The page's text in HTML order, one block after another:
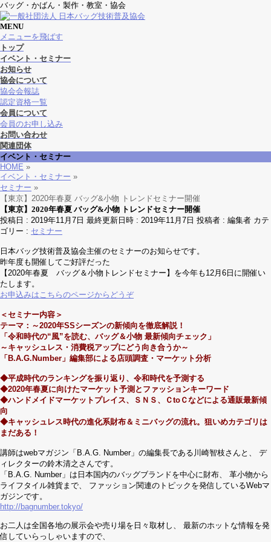
バッグ・かばん・製作・教室・協会
MENU
メニューを飛ばす
トップ
イベント・セミナー
お知らせ
協会について
協会会報誌
認定資格一覧
会員について
会員のお申し込み
お問い合わせ
関連団体
イベント・セミナー
HOME »
イベント・セミナー »
セミナー »
【東京】2020年春夏 バッグ&小物 トレンドセミナー開催
【東京】2020年春夏 バッグ&小物 トレンドセミナー開催
投稿日 : 2019年11月7日 最終更新日時 : 2019年11月7日 投稿者 : 編集者 カテ
ゴリー : セミナー
日本バッグ技術普及協会主催のセミナーのお知らせです。
昨年度も開催してご好評だった
【2020年春夏 バッグ＆小物トレンドセミナー】を今年も12月6日に開催い
たします。
お申込みはこちらのページからどうぞ
＜セミナー内容＞
テーマ：～2020年SSシーズンの新傾向を徹底解説！
「令和時代の“風”を読む、バッグ＆小物 最新傾向チェック」
～キャッシュレス・消費税アップにどう向き合うか～
「B.A.G.Number」編集部による店頭調査・マーケット分析
◆平成時代のランキングを振り返り、令和時代を予測する
◆2020年春夏に向けたマーケット予測とファッションキーワード
◆ハンドメイドマーケットプレイス、ＳＮＳ、ＣtoＣなどによる通販最新傾
向
◆キャッシュレス時代の進化系財布＆ミニバッグの流れ。狙いめカテゴリは
まだある！
講師はwebマガジン「B.A.G. Number」の編集長である川崎智枝さんと、 デ
ィレクターの鈴木清之さんです。
「B.A.G. Number」は日本国内のバッグブランドを中心に財布、 革小物から
ライフタイル雑貨まで、 ファッション関連のトピックを発信しているWebマ
ガジンです。
http://bagnumber.tokyo/
お二人は全国各地の展示会や売り場を日々取材し、 最新のホットな情報を発
信していらっしゃいますので、